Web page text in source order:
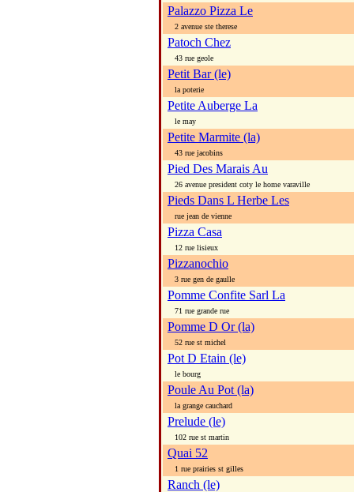
Palazzo Pizza Le
2 avenue ste therese
Patoch Chez
43 rue geole
Petit Bar (le)
la poterie
Petite Auberge La
le may
Petite Marmite (la)
43 rue jacobins
Pied Des Marais Au
26 avenue president coty le home varaville
Pieds Dans L Herbe Les
rue jean de vienne
Pizza Casa
12 rue lisieux
Pizzanochio
3 rue gen de gaulle
Pomme Confite Sarl La
71 rue grande rue
Pomme D Or (la)
52 rue st michel
Pot D Etain (le)
le bourg
Poule Au Pot (la)
la grange cauchard
Prelude (le)
102 rue st martin
Quai 52
1 rue prairies st gilles
Ranch (le)